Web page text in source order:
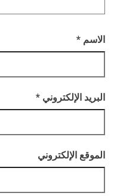
الاسم *
البريد الإلكتروني *
الموقع الإلكتروني